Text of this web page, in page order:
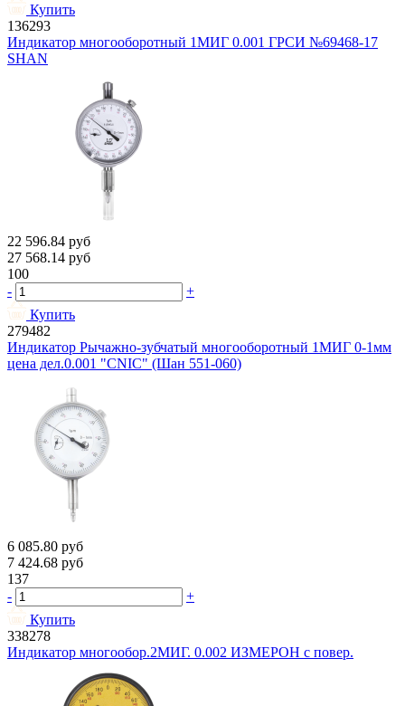
Купить
136293
Индикатор многооборотный 1МИГ 0.001 ГРСИ №69468-17
SHAN
22 596.84 руб
27 568.14 руб
100
-
+
Купить
279482
Индикатор Рычажно-зубчатый многооборотный 1МИГ 0-1мм
цена дел.0.001 "CNIC" (Шан 551-060)
6 085.80 руб
7 424.68 руб
137
-
+
Купить
338278
Индикатор многообор.2МИГ. 0.002 ИЗМЕРОН с повер.